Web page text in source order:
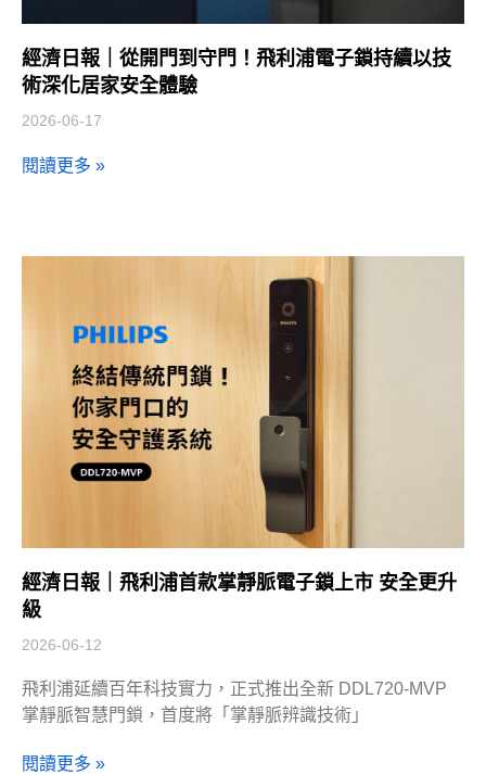
經濟日報｜從開門到守門！飛利浦電子鎖持續以技
術深化居家安全體驗
2026-06-17
閱讀更多 »
經濟日報｜飛利浦首款掌靜脈電子鎖上市 安全更升
級
2026-06-12
飛利浦延續百年科技實力，正式推出全新 DDL720-MVP
掌靜脈智慧門鎖，首度將「掌靜脈辨識技術」
閱讀更多 »